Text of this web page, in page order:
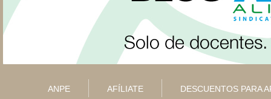
ANPE AFÍLIATE DESCUENTOS PARA